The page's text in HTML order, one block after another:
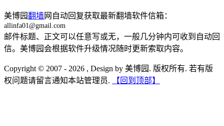
美博园翻墙网自动回复获取最新翻墙软件信箱：
allinfa01@gmail.com
邮件标题、正文可以任意写或无，一般几分钟内可收到自动回
信。美博园会根据软件升级情况随时更新索取内容。
Copyright © 2007 - 2026 , Design by 美博园. 版权所有. 若有版
权问题请留言通知本站管理员.
【回到顶部】